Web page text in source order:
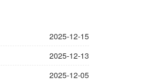
2025-12-15
2025-12-13
2025-12-05